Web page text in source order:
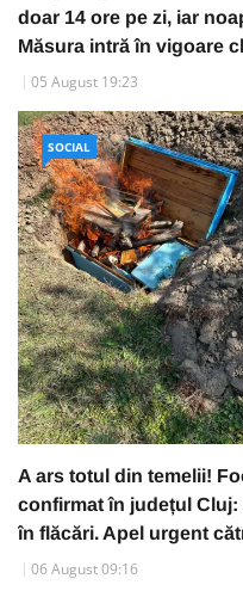
doar 14 ore pe zi, iar
Măsura intră în vigoare
05 August 19:23
SOCIAL
A ars totul din temelii!
confirmat în județul Cluj:
în flăcări. Apel urgent
06 August 09:16